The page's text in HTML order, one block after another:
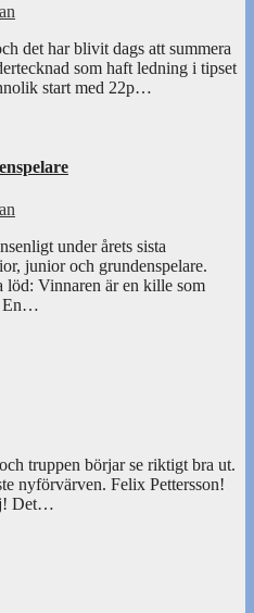
det har blivit dags att summera
som haft ledning i tipset
start med 22p…
under årets sista
junior och grundenspelare.
Vinnaren är en kille som
En…
truppen börjar se riktigt bra ut.
nyförvärven. Felix Pettersson!
Det…